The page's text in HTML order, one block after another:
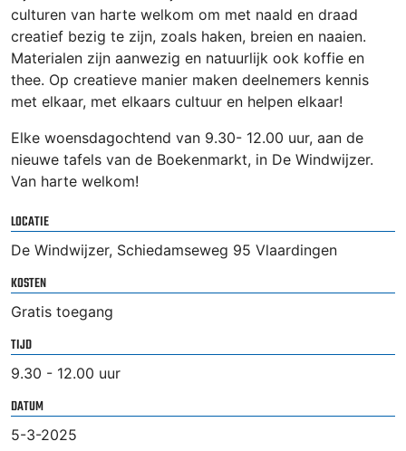
culturen van harte welkom om met naald en draad
creatief bezig te zijn, zoals haken, breien en naaien.
Materialen zijn aanwezig en natuurlijk ook koffie en
thee. Op creatieve manier maken deelnemers kennis
met elkaar, met elkaars cultuur en helpen elkaar!
Elke woensdagochtend van 9.30- 12.00 uur, aan de
nieuwe tafels van de Boekenmarkt, in De Windwijzer.
Van harte welkom!
LOCATIE
De Windwijzer, Schiedamseweg 95 Vlaardingen
KOSTEN
Gratis toegang
TIJD
9.30 - 12.00 uur
DATUM
5-3-2025